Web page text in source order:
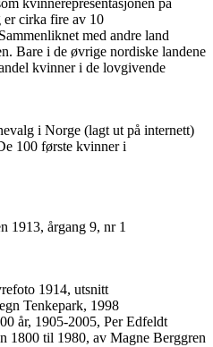
kvinnerepresentasjonen på
er cirka fire av 10
med andre land
Bare i de øvrige nordiske landene
kvinner i de lovgivende
i Norge (lagt ut på internett)
100 første kvinner i
1913, årgang 9, nr 1
1914, utsnitt
Tenkepark, 1998
år, 1905-2005, Per Edfeldt
1800 til 1980, av Magne Berggren